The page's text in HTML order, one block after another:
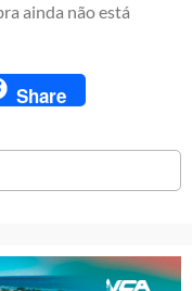
ainda não está
Share